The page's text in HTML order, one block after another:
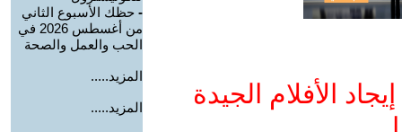
الأفلام الجيدة
- حظك الأسبوع الثاني
من أغسطس 2026 في
الحب والعمل والصحة
المزيد.....
المزيد.....